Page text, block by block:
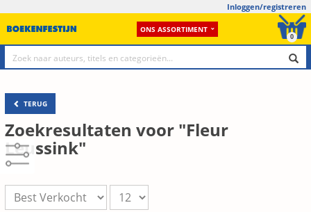
Inloggen/registreren
ONS ASSORTIMENT
0
TERUG
Zoekresultaten voor "Fleur
Leussink"